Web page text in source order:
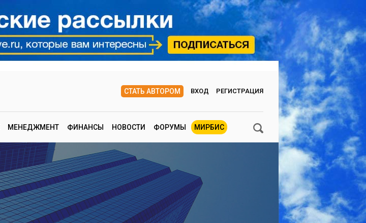
СТАТЬ АВТОРОМ ВХОД РЕГИСТРАЦИЯ
МЕНЕДЖМЕНТ ФИНАНСЫ НОВОСТИ ФОРУМЫ МИРБИС